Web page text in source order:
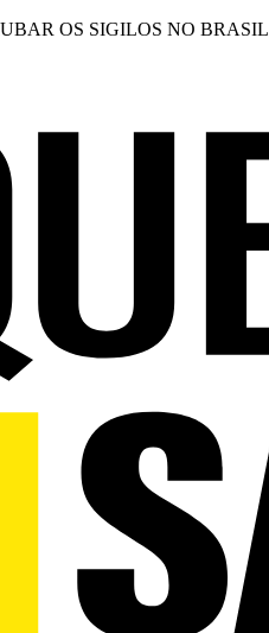
OS SIGILOS NO BRASIL